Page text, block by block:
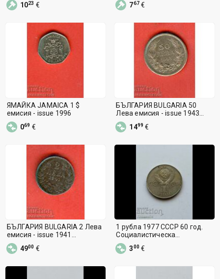
1023 €
767 €
ЯМАЙКА JAMAICA 1 $
емисия - issue 1996
069 €
БЪЛГАРИЯ BULGARIA 50
Лева емисия - issue 1943
ОТЛИЧНА 1
1499 €
БЪЛГАРИЯ BULGARIA 2 Лева
емисия - issue 1941
ОТЛИЧНА 1
4900 €
1 рубла 1977 СССР 60 год.
Социалистическа
революция
300 €